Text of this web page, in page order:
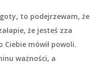
to podejrzewam, że
że jesteś zza
Ciebie mówił powoli.
ważności, a